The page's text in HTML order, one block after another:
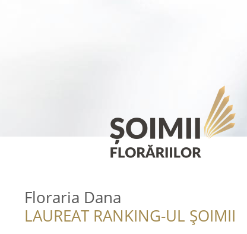
Floraria Dana
LAUREAT RANKING-UL ȘOIMII